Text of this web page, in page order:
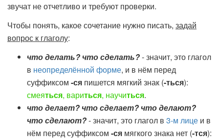
звучат не отчетливо и требуют проверки.
Чтобы понять, какое сочетание нужно писать, задай
вопрос к глаголу:
что делать? что сделать?- значит, это глагол
в неопределённой форме, и в нём перед
суффиксом -ся пишется мягкий знак (-ться):
смеяться, вариться, научиться.
что делает? что сделает? что делают?
что сделают?- значит, это глагол в 3-м лице и в
нём перед суффиксом -ся мягкого знака нет (-тся):